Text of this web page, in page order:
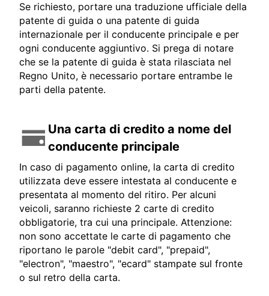
Se richiesto, portare una traduzione ufficiale della
patente di guida o una patente di guida
internazionale per il conducente principale e per
ogni conducente aggiuntivo. Si prega di notare
che se la patente di guida è stata rilasciata nel
Regno Unito, è necessario portare entrambe le
parti della patente.
Una carta di credito a nome del
conducente principale
In caso di pagamento online, la carta di credito
utilizzata deve essere intestata al conducente e
presentata al momento del ritiro. Per alcuni
veicoli, saranno richieste 2 carte di credito
obbligatorie, tra cui una principale. Attenzione:
non sono accettate le carte di pagamento che
riportano le parole "debit card", "prepaid",
"electron", "maestro", "ecard" stampate sul fronte
o sul retro della carta.